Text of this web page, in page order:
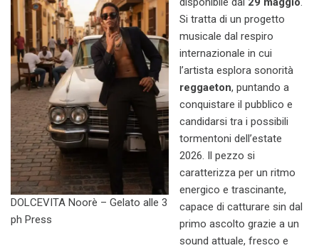
DOLCEVITA Noorè – Gelato alle 3
ph Press
Si tratta di un progetto
musicale dal respiro
internazionale in cui
l’artista esplora sonorità
reggaeton, puntando a
conquistare il pubblico e
candidarsi tra i possibili
tormentoni dell’estate
2026. Il pezzo si
caratterizza per un ritmo
energico e trascinante,
capace di catturare sin dal
primo ascolto grazie a un
sound attuale, fresco e